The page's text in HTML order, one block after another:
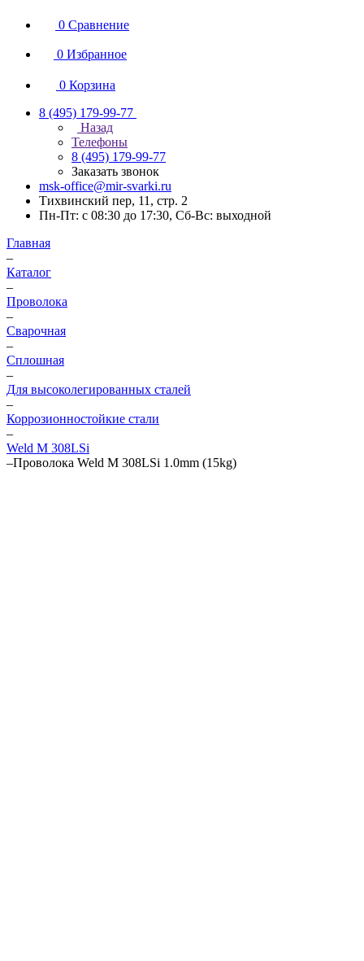
0 Сравнение
0 Избранное
0 Корзина
8 (495) 179-99-77
Назад
Телефоны
8 (495) 179-99-77
Заказать звонок
msk-office@mir-svarki.ru
Тихвинский пер, 11, стр. 2
Пн-Пт: с 08:30 до 17:30, Сб-Вс: выходной
Главная
–
Каталог
–
Проволока
–
Сварочная
–
Сплошная
–
Для высоколегированных сталей
–
Коррозионностойкие стали
–
Weld M 308LSi
–Проволока Weld M 308LSi 1.0mm (15kg)